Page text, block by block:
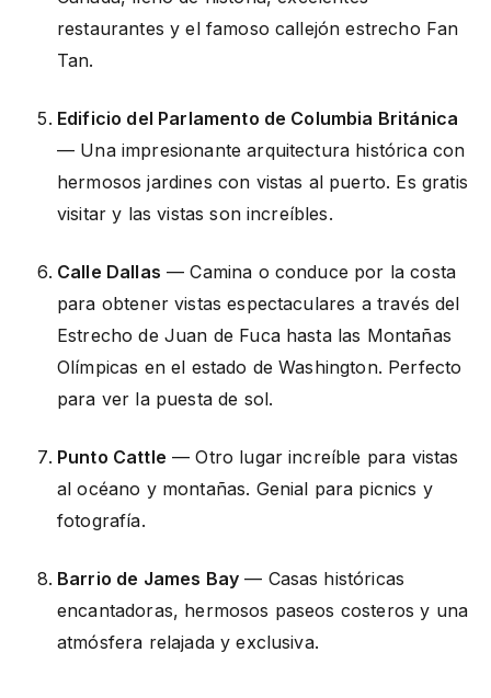
restaurantes y el famoso callejón estrecho Fan
Tan.
Edificio del Parlamento de Columbia Británica
— Una impresionante arquitectura histórica con
hermosos jardines con vistas al puerto. Es gratis
visitar y las vistas son increíbles.
Calle Dallas — Camina o conduce por la costa
para obtener vistas espectaculares a través del
Estrecho de Juan de Fuca hasta las Montañas
Olímpicas en el estado de Washington. Perfecto
para ver la puesta de sol.
Punto Cattle — Otro lugar increíble para vistas
al océano y montañas. Genial para picnics y
fotografía.
Barrio de James Bay — Casas históricas
encantadoras, hermosos paseos costeros y una
atmósfera relajada y exclusiva.